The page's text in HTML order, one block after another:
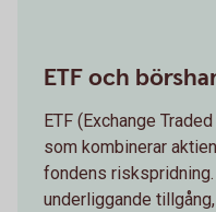
ETF och
ETF (Exchange
som kombinerar
fondens
underliggande